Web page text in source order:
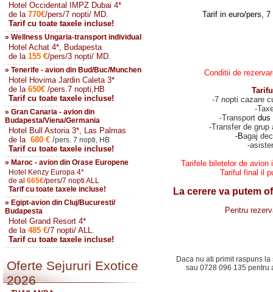
Hotel Occidental IMPZ Dubai 4*
de la 770€/pers/7 nopti/ MD.
Tarif cu toate taxele incluse!
» Wellness Ungaria-transport individual
Hotel Achat 4*, Budapesta
de la 155 €/pers/3 nopti/ MD.
» Tenerife - avion din Bud/Buc/Munchen
Hotel Hovima Jardin Caleta 3*
de la 650€ /pers.7 nopti,HB
Tarif cu toate taxele incluse!
» Gran Canaria - avion din
Budapesta/Viena/Germania
Hotel Bull Astoria 3*, Las Palmas
de la 680 € /pers. 7 nopti, HB
Tarif cu toate taxele incluse!
» Maroc - avion din Orase Europene
Hotel Kenzy Europa 4*
de al 665€/pers/7 nopti ALL
Tarif cu toate taxele incluse!
» Egipt-avion din Cluj/Bucuresti/
Budapesta
Hotel Grand Resort 4*
de la485 €/7 nopti/ ALL.
Tarif cu toate taxele incluse!
Oferte Sejururi Exotice
2026
Tarif in euro/pers,
Conditii de
-7 nopti cazare
-
-Transport dus
-Transfer de grup
-Bagaj
-
Tarifele biletelor de
Tariful final il
La cerere va putem
Pentru
Daca nu ati primit raspuns
sau 0728 096 135 pentru